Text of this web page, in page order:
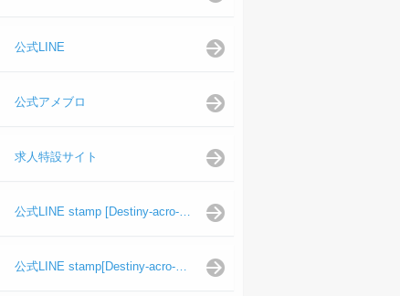
公式LINE
公式アメブロ
求人特設サイト
公式LINE stamp [Destiny-acro-如月龍代表]
公式LINE stamp[Destiny-acro-日向よし代表代行]